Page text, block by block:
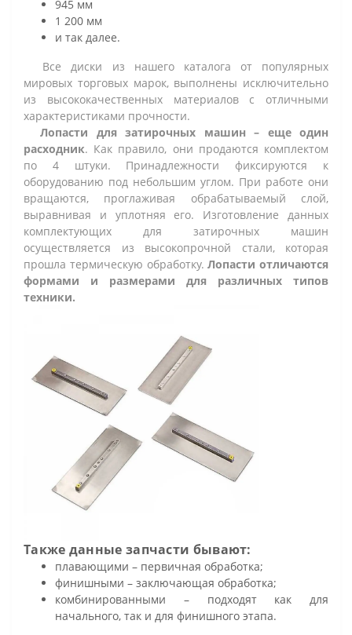
945 мм
1 200 мм
и так далее.
Все диски из нашего каталога от популярных
мировых торговых марок, выполнены исключительно
из высококачественных материалов с отличными
характеристиками прочности.
Лопасти для затирочных машин – еще один
расходник. Как правило, они продаются комплектом
по 4 штуки. Принадлежности фиксируются к
оборудованию под небольшим углом. При работе они
вращаются, проглаживая обрабатываемый слой,
выравнивая и уплотняя его. Изготовление данных
комплектующих для затирочных машин
осуществляется из высокопрочной стали, которая
прошла термическую обработку. Лопасти отличаются
формами и размерами для различных типов
техники.
Также данные запчасти бывают:
плавающими – первичная обработка;
финишными – заключающая обработка;
комбинированными – подходят как для
начального, так и для финишного этапа.